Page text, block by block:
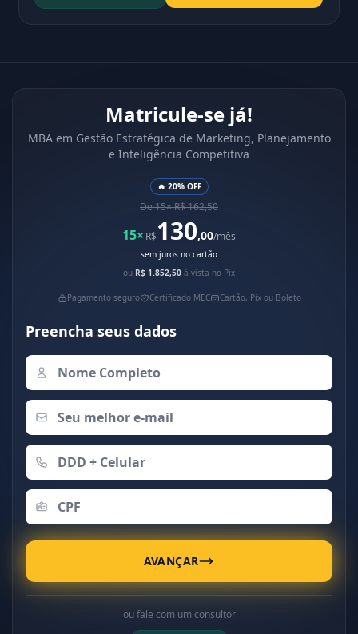
Matricule-se já!
MBA em Gestão Estratégica de Marketing, Planejamento
e Inteligência Competitiva
🔥 20% OFF
De 15× R$ 162,50
15× R$130,00/mês
sem juros no cartão
ou R$ 1.852,50 à vista no Pix
Pagamento seguro Certificado MEC Cartão, Pix ou Boleto
Preencha seus dados
AVANÇAR
ou fale com um consultor